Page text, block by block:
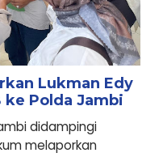
Lukman Edy
ke Polda Jambi
didampingi
melaporkan